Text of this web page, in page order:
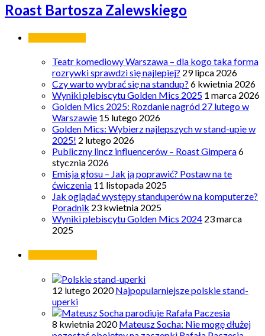
Roast Bartosza Zalewskiego
Teatr komediowy Warszawa – dla kogo taka forma
rozrywki sprawdzi się najlepiej? 29 lipca 2026
Czy warto wybrać się na standup? 6 kwietnia 2026
Wyniki plebiscytu Golden Mics 2025 1 marca 2026
Golden Mics 2025: Rozdanie nagród 27 lutego w
Warszawie 15 lutego 2026
Golden Mics: Wybierz najlepszych w stand-upie w
2025! 2 lutego 2026
Publiczny lincz influencerów – Roast Gimpera6
stycznia 2026
Emisja głosu – Jak ją poprawić? Postaw na te
ćwiczenia 11 listopada 2025
Jak oglądać występy standuperów na komputerze?
Poradnik 23 kwietnia 2025
Wyniki plebiscytu Golden Mics 2024 23 marca
2025
12 lutego 2020 Najpopularniejsze polskie stand-
uperki
8 kwietnia 2020 Mateusz Socha: Nie mogę dłużej